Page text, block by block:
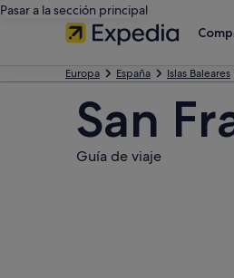
Pasar a la sección principal
Europa España Islas Baleares
San
Guía de viaje